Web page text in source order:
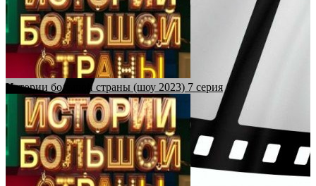
Истории большой страны (шоу 2023) 7 серия